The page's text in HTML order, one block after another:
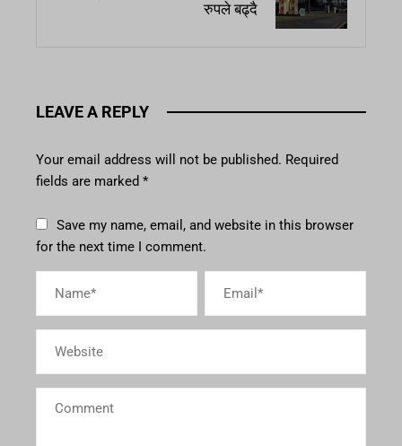
रुपले बढ्दै
LEAVE A REPLY
Your email address will not be published. Required
fields are marked *
Save my name, email, and website in this browser
for the next time I comment.